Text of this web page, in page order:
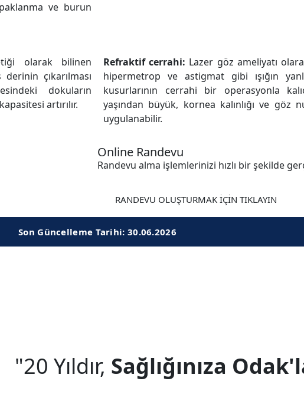
ve burun
olarak bilinen
çıkarılması
dokuların
artırılır.
Refraktif cerrahi: Lazer göz ameliyatı
hipermetrop ve astigmat gibi ışığın
kusurlarının cerrahi bir operasyonla
yaşından büyük, kornea kalınlığı ve göz
uygulanabilir.
Online Randevu
Randevu alma işlemlerinizi hızlı bir şekilde
RANDEVU OLUŞTURMAK İÇİN TIKLAYIN
Son Güncelleme Tarihi: 30.06.2026
"20 Yıldır, Sağlığınıza